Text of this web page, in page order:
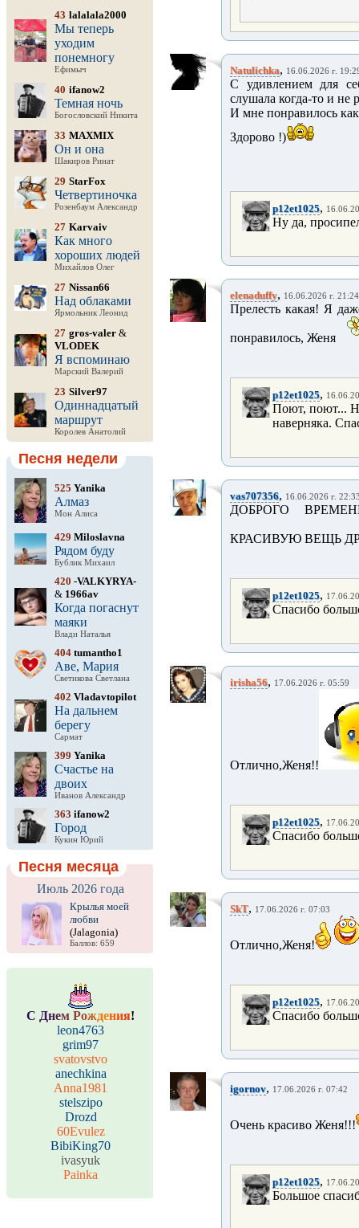
43 lalalala2000
Мы теперь
уходим
понемногу
Ефимыч
40 ifanow2
Темная ночь
Богословский Никита
33 MAXMIX
Он и она
Шакиров Ринат
29 StarFox
Четвертиночка
Розенбаум Александр
27 Karvaiv
Как много
хороших людей
Михайлов Олег
27 Nissan66
Над облаками
Ярмольник Леонид
27 gros-valer &
VLODEK
Я вспоминаю
Марский Валерий
23 Silver97
Одиннадцатый
маршрут
Королев Анатолий
Песня недели
525 Yanika
Алмаз
Мон Алиса
429 Miloslavna
Рядом буду
Бублик Михаил
420 -VALKYRYA-
& 1966av
Когда погаснут
маяки
Влади Наталья
404 tumantho1
Аве, Мария
Светикова Светлана
402 Vladavtopilot
На дальнем
берегу
Сармат
399 Yanika
Счастье на
двоих
Иванов Александр
363 ifanow2
Город
Кукин Юрий
Песня месяца
Июль 2026 года
Крылья моей
любви
(Jalagonia)
Баллов: 659
С Днем Рождения!
leon4763
grim97
svatovstvo
anechkina
Anna1981
stelszipo
Drozd
60Evulez
BibiKing70
ivasyuk
Painka
Natulichka, 16.06.2026 г.
С удивлением для
слушала когда-то и не
И мне понравилось
Здорово !)
p12et1025,
Ну да,
elenaduffy, 16.06.2026 г. 21:24
Прелесть какая! Я
понравилось, Женя
p12et1025,
Поют, поют...
наверняка.
vas707356, 16.06.2026 г.
ДОБРОГО
КРАСИВУЮ ВЕЩЬ
p12et1025,
Спасибо
irisha56, 17.06.2026 г. 05:59
Отлично,Женя!!
p12et1025,
Спасибо
SkT, 17.06.2026 г. 07:03
Отлично,Женя!
p12et1025,
Спасибо
igornov, 17.06.2026 г. 07:42
Очень красиво Женя!!!
p12et1025,
Большое